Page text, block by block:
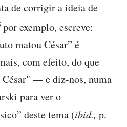
de corrigir a ideia de
por exemplo, escreve:
matou César” é
com efeito, do que
— e diz-nos, numa
para ver o
deste tema (ibid., p.